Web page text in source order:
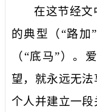
在这节经文
的典型（“路加
（“底马”）
望，就永远无
个人并建立一